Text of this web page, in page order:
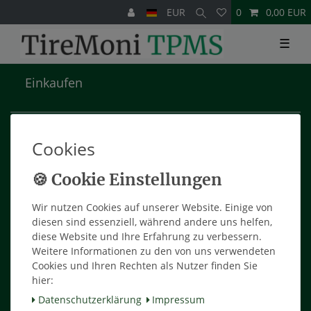
EUR 0 0,00 EUR
☰
Einkaufen
Versandarten & -kosten
Widerrufsrecht
Hilfe
Mein Konto
Warenkorb
Mein Konto
Registrieren
Cookies
Wir nutzen Cookies auf unserer Website. Einige von
diesen sind essenziell, während andere uns helfen,
diese Website und Ihre Erfahrung zu verbessern.
Weitere Informationen zu den von uns verwendeten
Cookies und Ihren Rechten als Nutzer finden Sie
hier:
Daten­schutz­erklärung
Impressum